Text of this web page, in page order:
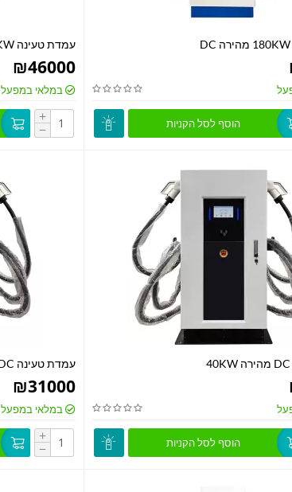
הוסף לסל הקניות
עמדת טעינה 120KW מהירה DC
₪46000
במלאי במפעל
+
−
הוסף לסל הקניות
עמדת טעינה DC מהירה 60KW
₪31000
במלאי במפעל
+
−